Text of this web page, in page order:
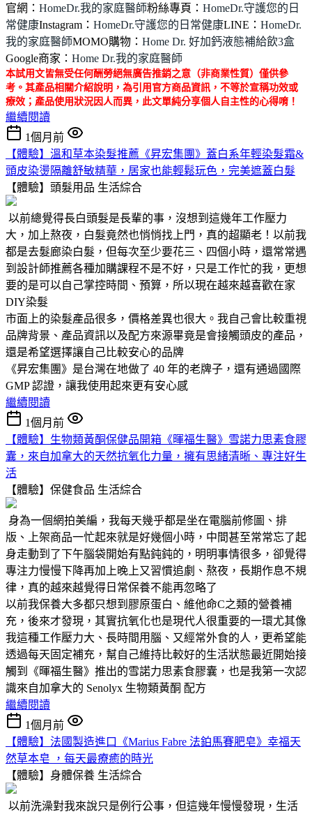
官網： HomeDr.我的家庭醫師粉絲專頁： HomeDr.守護您的日
常健康Instagram： HomeDr.守護您的日常健康LINE： HomeDr.
我的家庭醫師MOMO購物： Home Dr. 好加鈣液態補給飲3盒
Google商家： Home Dr.我的家庭醫師
本試用文皆無受任何酬勞絕無廣告推銷之意（非商業性質）僅供參
考。其產品相關介紹說明，為引用官方商品資訊，不等於宣稱功效或
療效；產品使用狀況因人而異，此文單純分享個人自主性的心得唷！
繼續閱讀
1個月前
【體驗】溫和草本染髮推薦《昇宏集團》蓋白系年輕染髮霜&
頭皮染燙隔離舒敏精華，居家也能輕鬆玩色，完美遮蓋白髮
【體驗】頭髮用品 生活綜合
以前總覺得長白頭髮是長輩的事，沒想到這幾年工作壓力
大，加上熬夜，白髮竟然也悄悄找上門，真的超顯老！以前我
都是去髮廊染白髮，但每次至少要花三、四個小時，還常常遇
到設計師推薦各種加購課程不是不好，只是工作忙的我，更想
要的是可以自己掌控時間、預算，所以現在越來越喜歡在家
DIY染髮
市面上的染髮產品很多，價格差異也很大。我自己會比較重視
品牌背景、產品資訊以及配方來源畢竟是會接觸頭皮的產品，
還是希望選擇讓自己比較安心的品牌
《昇宏集團》是台灣在地做了 40 年的老牌子，還有通過國際
GMP 認證，讓我使用起來更有安心感
繼續閱讀
1個月前
【體驗】生物類黃酮保健品開箱《暉福生醫》雪諾力思素食膠
囊，來自加拿大的天然抗氧化力量，擁有思緒清晰、專注好生
活
【體驗】保健食品 生活綜合
身為一個網拍美編，我每天幾乎都是坐在電腦前修圖、排
版、上架商品一忙起來就是好幾個小時，中間甚至常常忘了起
身走動到了下午腦袋開始有點鈍鈍的，明明事情很多，卻覺得
專注力慢慢下降再加上晚上又習慣追劇、熬夜，長期作息不規
律，真的越來越覺得日常保養不能再忽略了
以前我保養大多都只想到膠原蛋白、維他命C之類的營養補
充，後來才發現，其實抗氧化也是現代人很重要的一環尤其像
我這種工作壓力大、長時間用腦、又經常外食的人，更希望能
透過每天固定補充，幫自己維持比較好的生活狀態最近開始接
觸到《暉福生醫》推出的雪諾力思素食膠囊，也是我第一次認
識來自加拿大的 Senolyx 生物類黃酮 配方
繼續閱讀
1個月前
【體驗】法國製造進口《Marius Fabre 法鉑馬賽肥皂》幸福天
然草本皂 ，每天最療癒的時光
【體驗】身體保養 生活綜合
以前洗澡對我來說只是例行公事，但這幾年慢慢發現，生活